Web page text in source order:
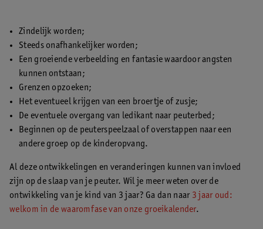
Zindelijk worden;
Steeds onafhankelijker worden;
Een groeiende verbeelding en fantasie waardoor angsten
kunnen ontstaan;
Grenzen opzoeken;
Het eventueel krijgen van een broertje of zusje;
De eventuele overgang van ledikant naar peuterbed;
Beginnen op de peuterspeelzaal of overstappen naar een
andere groep op de kinderopvang.
Al deze ontwikkelingen en veranderingen kunnen van invloed
zijn op de slaap van je peuter. Wil je meer weten over de
ontwikkeling van je kind van 3 jaar? Ga dan naar 3 jaar oud:
welkom in de waaromfase van onze groeikalender.